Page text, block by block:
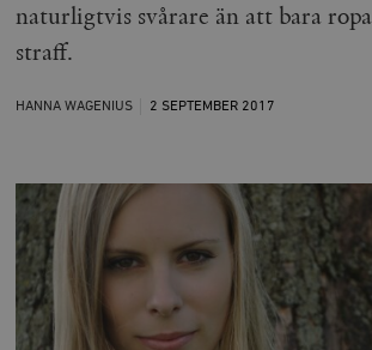
naturligtvis svårare än att bara
straff.
HANNA WAGENIUS 2 SEPTEMBER 2017